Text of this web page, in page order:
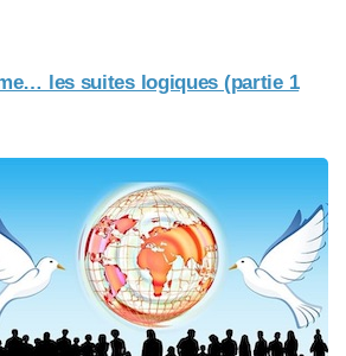
les suites logiques (partie 1